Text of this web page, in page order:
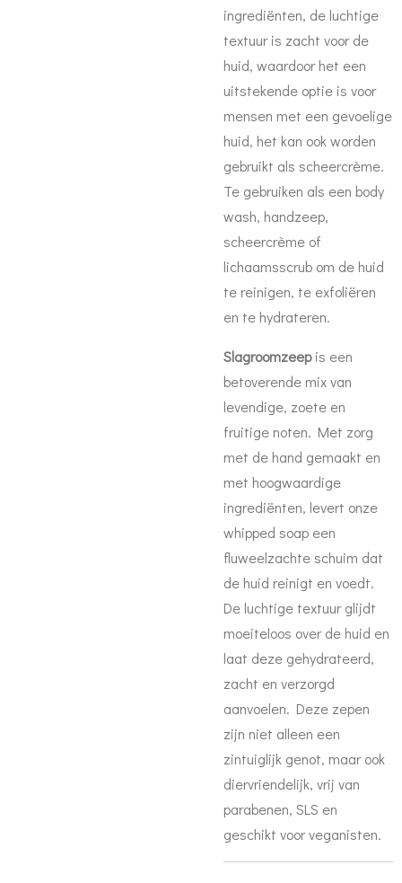
ingrediënten, de luchtige
textuur is zacht voor de
huid, waardoor het een
uitstekende optie is voor
mensen met een gevoelige
huid, het kan ook worden
gebruikt als scheercrème.
Te gebruiken als een body
wash, handzeep,
scheercrème of
lichaamsscrub om de huid
te reinigen, te exfoliëren
en te hydrateren.
Slagroomzeepis een
betoverende mix van
levendige, zoete en
fruitige noten. Met zorg
met de hand gemaakt en
met hoogwaardige
ingrediënten, levert onze
whipped soap een
fluweelzachte schuim dat
de huid reinigt en voedt.
De luchtige textuur glijdt
moeiteloos over de huid en
laat deze gehydrateerd,
zacht en verzorgd
aanvoelen. Deze zepen
zijn niet alleen een
zintuiglijk genot, maar ook
diervriendelijk, vrij van
parabenen, SLS en
geschikt voor veganisten.